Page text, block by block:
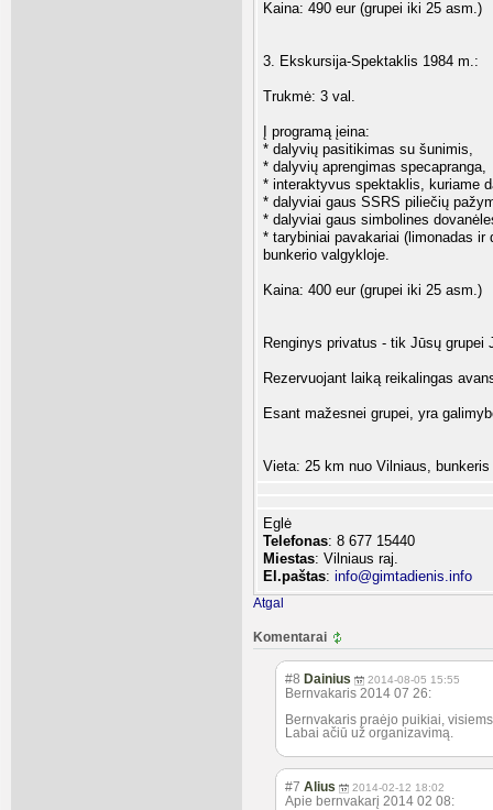
Kaina: 490 eur (grupei iki 25 asm.)
3. Ekskursija-Spektaklis 1984 m.:
Trukmė: 3 val.
Į programą įeina:
* dalyvių pasitikimas su šunimis,
* dalyvių aprengimas specapranga,
* interaktyvus spektaklis, kuriame
* dalyviai gaus SSRS piliečių
* dalyviai gaus simbolines
* tarybiniai pavakariai (limonadas ir
bunkerio valgykloje.
Kaina: 400 eur (grupei iki 25 asm.)
Renginys privatus - tik Jūsų grupei
Rezervuojant laiką reikalingas
Esant mažesnei grupei, yra
Vieta: 25 km nuo Vilniaus,
Eglė
Telefonas: 8 677 15440
Miestas: Vilniaus raj.
El.paštas: info@gimtadienis.info
Atgal
Komentarai
#8 Dainius 2014-08-05 15:55
Bernvakaris 2014 07 26:
Bernvakaris praėjo puikiai,
Labai ačiū už organizavimą.
#7 Alius 2014-02-12 18:02
Apie bernvakarį 2014 02 08: